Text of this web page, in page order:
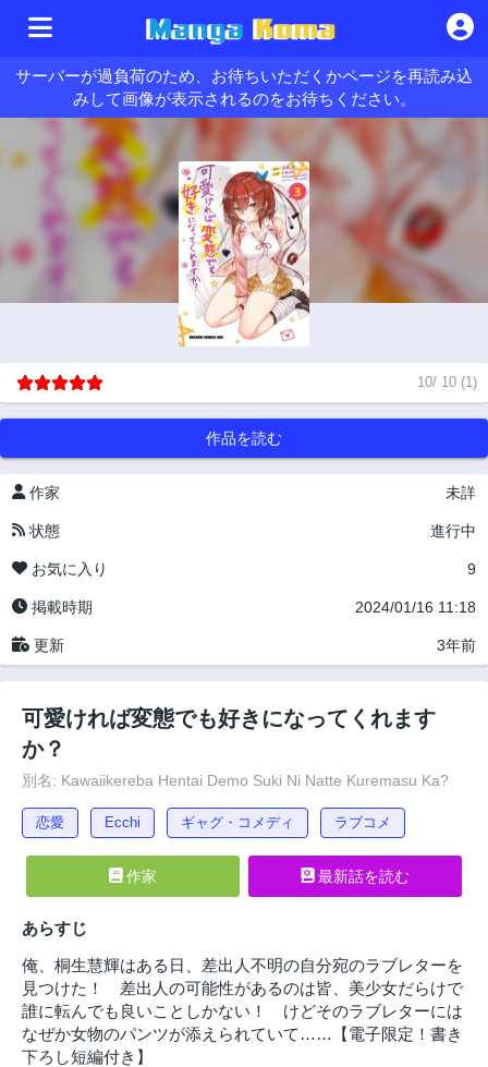
サーバーが過負荷のため、お待ちいただくかページを再読み込
みして画像が表示されるのをお待ちください。
10/ 10 (1)
作品を読む
作家 未詳
状態 進行中
お気に入り 9
掲載時期 2024/01/16 11:18
更新 3年前
可愛ければ変態でも好きになってくれます
か？
別名: Kawaiikereba Hentai Demo Suki Ni Natte Kuremasu Ka?
恋愛 Ecchi ギャグ・コメディ ラブコメ
作家 最新話を読む
あらすじ
俺、桐生慧輝はある日、差出人不明の自分宛のラブレターを
見つけた！ 差出人の可能性があるのは皆、美少女だらけで
誰に転んでも良いことしかない！ けどそのラブレターには
なぜか女物のパンツが添えられていて……【電子限定！書き
下ろし短編付き】